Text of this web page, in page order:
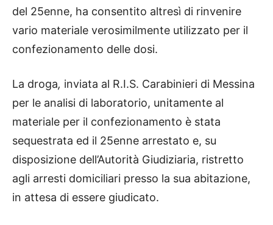
del 25enne, ha consentito altresì di rinvenire
vario materiale verosimilmente utilizzato per il
confezionamento delle dosi.
La droga, inviata al R.I.S. Carabinieri di Messina
per le analisi di laboratorio, unitamente al
materiale per il confezionamento è stata
sequestrata ed il 25enne arrestato e, su
disposizione dell’Autorità Giudiziaria, ristretto
agli arresti domiciliari presso la sua abitazione,
in attesa di essere giudicato.